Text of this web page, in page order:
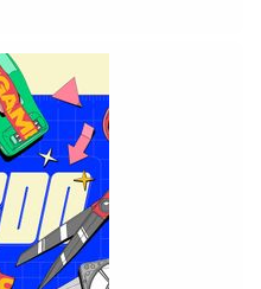
-15% sur le soutien
rêvé pour dire au monde
une presse culturelle
ses journalistes et
Ouais ça claque hein ?
offre, rendez-vous sur
juillet à 12h59 !